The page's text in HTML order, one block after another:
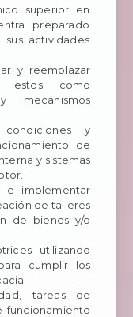
superior en
preparado
sus actividades
y reemplazar
estos como
mecanismos
y
de
y sistemas
e implementar
de talleres
de bienes y/o
utilizando
cumplir los
tareas de
funcionamiento